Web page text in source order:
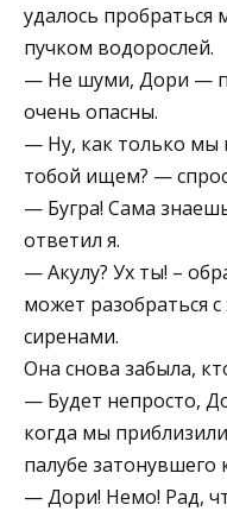
удалось
пучком водорослей.
— Не шуми, Дори —
очень опасны.
— Ну, как только мы
тобой ищем? —
— Бугра! Сама
ответил я.
— Акулу? Ух ты! –
может разобраться
сиренами.
Она снова забыла,
— Будет непросто,
когда мы
палубе затонувшего
— Дори! Немо! Рад,